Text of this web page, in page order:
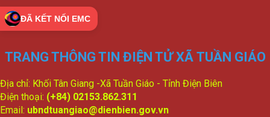
ĐÃ KẾT NỐI EMC
TRANG THÔNG TIN ĐIỆN TỬ XÃ TUẦN GIÁO
Địa chỉ: Khối Tân Giang -Xã Tuần Giáo - Tỉnh Điện Biên
Điện thoại: (+84) 02153.862.311
Email: ubndtuangiao@dienbien.gov.vn